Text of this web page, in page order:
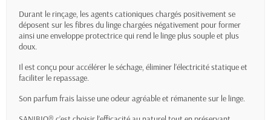
Durant le rinçage, les agents cationiques chargés positivement se
déposent sur les fibres du linge chargées négativement pour former
ainsi une enveloppe protectrice qui rend le linge plus souple et plus
doux.
Il est conçu pour accélérer le séchage, éliminer l’électricité statique et
faciliter le repassage.
Son parfum frais laisse une odeur agréable et rémanente sur le linge.